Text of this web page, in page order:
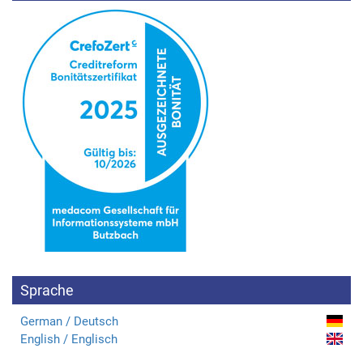
Sprache
German / Deutsch
English / Englisch